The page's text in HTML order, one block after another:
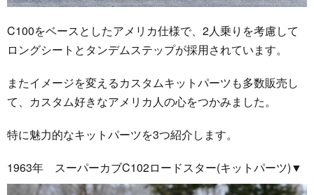
C100をベースとしたアメリカ仕様で、2人乗りを考慮して
ロングシートとタンデムステップが採用されています。
またイメージを変えるカスタムキットパーツも多数販売し
て、カスタム好きなアメリカ人の心をつかみました。
特に魅力的なキットパーツを3つ紹介します。
1963年 スーパーカブC102ロードスター(キットパーツ)▼